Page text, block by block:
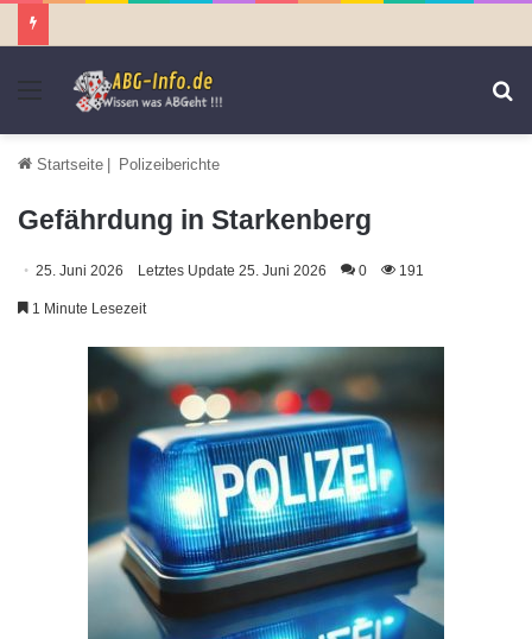
Menü
Startseite | Polizeiberichte
Gefährdung in Starkenberg
25. Juni 2026 Letztes Update 25. Juni 2026 0 191
1 Minute Lesezeit